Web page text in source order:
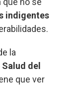
indigentes
la
del
que ver